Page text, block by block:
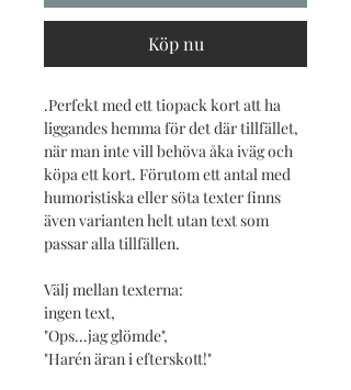
Köp nu
.Perfekt med ett tiopack kort att ha
liggandes hemma för det där tillfället,
när man inte vill behöva åka iväg och
köpa ett kort. Förutom ett antal med
humoristiska eller söta texter finns
även varianten helt utan text som
passar alla tillfällen.
Välj mellan texterna:
ingen text,
"Ops...jag glömde",
"Harén äran i efterskott!"